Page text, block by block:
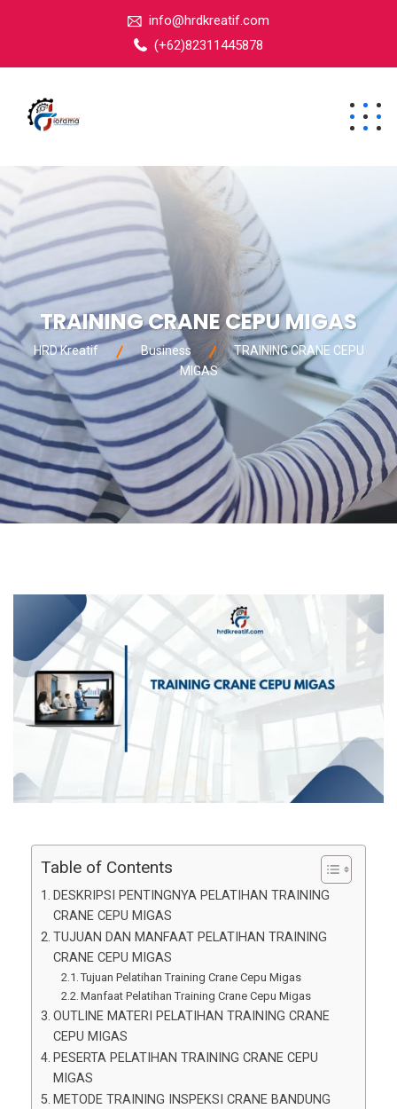
info@hrdkreatif.com
(+62)82311445878
TRAINING CRANE CEPU MIGAS
HRD Kreatif Business
TRAINING CRANE CEPU
MIGAS
Table of Contents
DESKRIPSI PENTINGNYA PELATIHAN TRAINING
CRANE CEPU MIGAS
TUJUAN DAN MANFAAT PELATIHAN TRAINING
CRANE CEPU MIGAS
Tujuan Pelatihan Training Crane Cepu Migas
Manfaat Pelatihan Training Crane Cepu Migas
OUTLINE MATERI PELATIHAN TRAINING CRANE
CEPU MIGAS
PESERTA PELATIHAN TRAINING CRANE CEPU
MIGAS
METODE TRAINING INSPEKSI CRANE BANDUNG